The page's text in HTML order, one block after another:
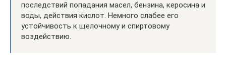
последствий попадания масел, бензина, керосина и
воды, действия кислот. Немного слабее его
устойчивость к щелочному и спиртовому
воздействию.